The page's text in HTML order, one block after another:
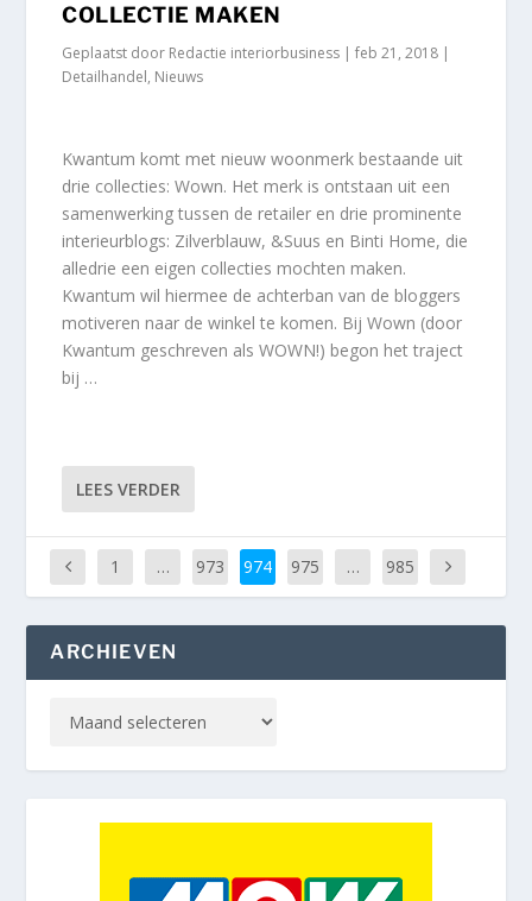
COLLECTIE MAKEN
Geplaatst door Redactie interiorbusiness |feb 21, 2018 |
Detailhandel, Nieuws
Kwantum komt met nieuw woonmerk bestaande uit
drie collecties: Wown. Het merk is ontstaan uit een
samenwerking tussen de retailer en drie prominente
interieurblogs: Zilverblauw, &Suus en Binti Home, die
alledrie een eigen collecties mochten maken.
Kwantum wil hiermee de achterban van de bloggers
motiveren naar de winkel te komen. Bij Wown (door
Kwantum geschreven als WOWN!) begon het traject
bij …
LEES VERDER
1 … 973 974 975 … 985
ARCHIEVEN